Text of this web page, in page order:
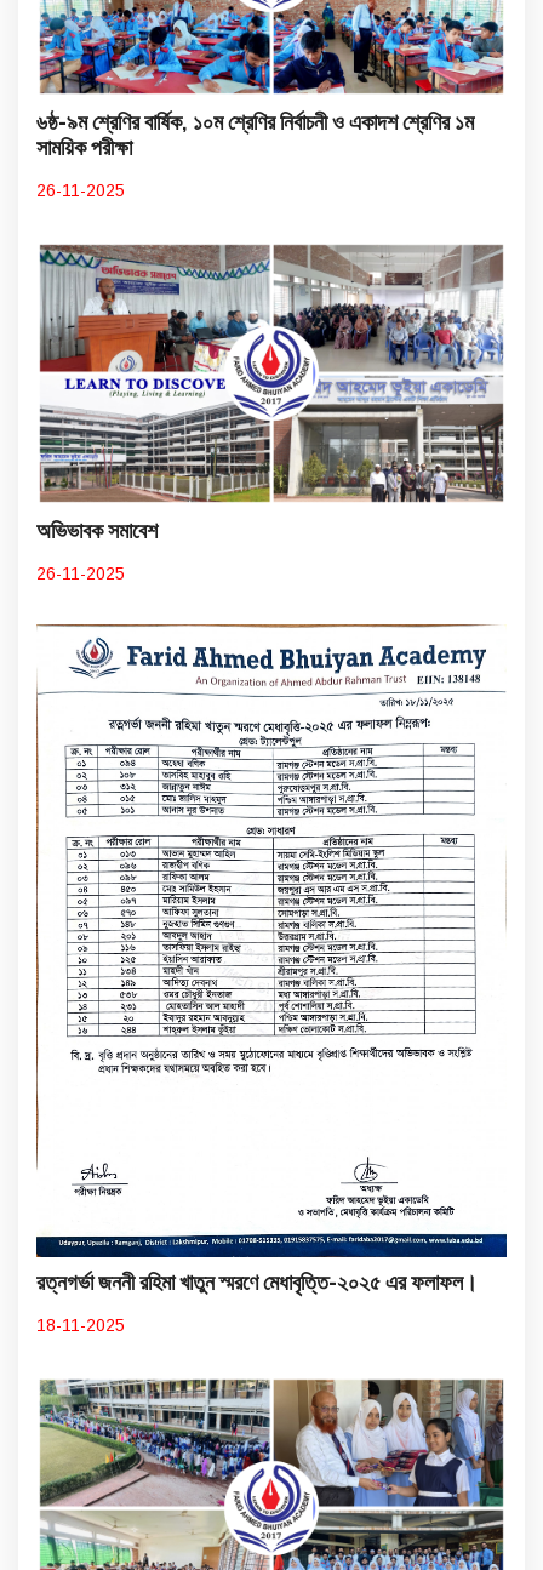
৬ষ্ঠ-৯ম শ্রেণির বার্ষিক, ১০ম শ্রেণির নির্বাচনী ও একাদশ শ্রেণির ১ম
সাময়িক পরীক্ষা
26-11-2025
অভিভাবক সমাবেশ
26-11-2025
রত্নগর্ভা জননী রহিমা খাতুন স্মরণে মেধাবৃত্তি-২০২৫ এর ফলাফল।
18-11-2025